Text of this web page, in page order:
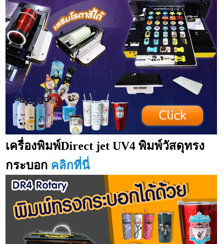
เครื่องพิมพ์Direct jet UV4 พิมพ์วัสดุทรง
กระบอก คลิกที่นี่